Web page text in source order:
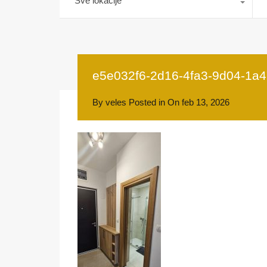
e5e032f6-2d16-4fa3-9d04-
By veles Posted in On feb 13, 2026